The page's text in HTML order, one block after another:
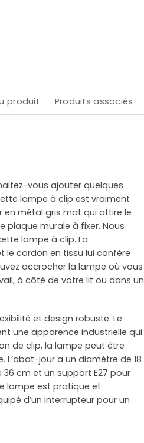
produit Produits associés
vous ajouter quelques
lampe à clip est vraiment
métal gris mat qui attire le
plaque murale à fixer. Nous
lampe à clip. La
le cordon en tissu lui confère
accrocher la lampe où vous
à côté de votre lit ou dans un
et design robuste. Le
une apparence industrielle qui
de clip, la lampe peut être
L’abat-jour a un diamètre de 18
cm et un support E27 pour
lampe est pratique et
d’un interrupteur pour un